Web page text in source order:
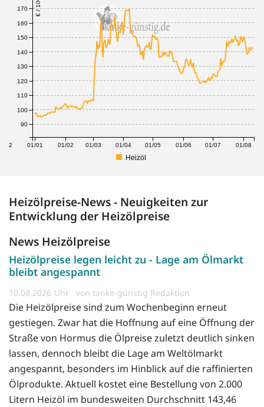
12 01/01 01/02 01/03 01/04 01/05 01/06 01/07 01/08
90
100
110
120
130
140
150
160
170
Heizöl
Heizölpreise-News - Neuigkeiten zur
Entwicklung der Heizölpreise
News Heizölpreise
Heizölpreise legen leicht zu - Lage am Ölmarkt
bleibt angespannt
10.08.2026 von tanke-günstig Redaktion
Die Heizölpreise sind zum Wochenbeginn erneut
gestiegen. Zwar hat die Hoffnung auf eine Öffnung der
Straße von Hormus die Ölpreise zuletzt deutlich sinken
lassen, dennoch bleibt die Lage am Weltölmarkt
angespannt, besonders im Hinblick auf die raffinierten
Ölprodukte. Aktuell kostet eine Bestellung von 2.000
Litern Heizöl im bundesweiten Durchschnitt 143,46